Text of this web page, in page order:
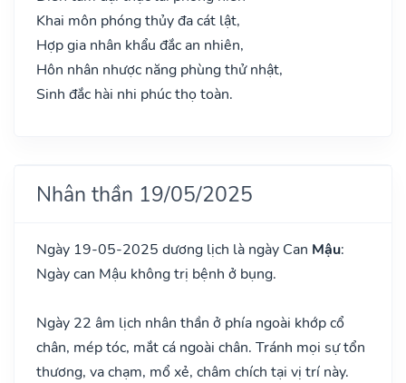
Khai môn phóng thủy đa cát lật,
Hợp gia nhân khẩu đắc an nhiên,
Hôn nhân nhược năng phùng thử nhật,
Sinh đắc hài nhi phúc thọ toàn.
Nhân thần 19/05/2025
Ngày 19-05-2025 dương lịch là ngày Can Mậu:
Ngày can Mậu không trị bệnh ở bụng.
Ngày 22 âm lịch nhân thần ở phía ngoài khớp cổ
chân, mép tóc, mắt cá ngoài chân. Tránh mọi sự tổn
thương, va chạm, mổ xẻ, châm chích tại vị trí này.